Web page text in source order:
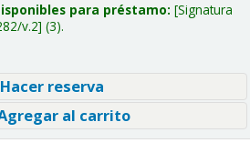
para préstamo: Signatura
v.2 (3).
reserva
al carrito